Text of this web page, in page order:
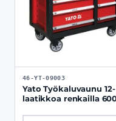
46-YT-09003
Yato Työkaluvaunu 12-
laatikkoa renkailla 600